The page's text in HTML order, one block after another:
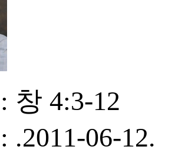
창 4:3-12
.2011-06-12.